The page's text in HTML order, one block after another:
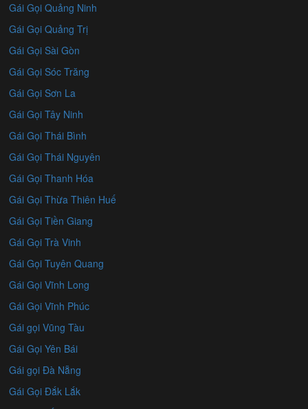
Gái Gọi Quảng Ninh
Gái Gọi Quảng Trị
Gái Gọi Sài Gòn
Gái Gọi Sóc Trăng
Gái Gọi Sơn La
Gái Gọi Tây Ninh
Gái Gọi Thái Bình
Gái Gọi Thái Nguyên
Gái Gọi Thanh Hóa
Gái Gọi Thừa Thiên Huế
Gái Gọi Tiền Giang
Gái Gọi Trà Vinh
Gái Gọi Tuyên Quang
Gái Gọi Vĩnh Long
Gái Gọi Vĩnh Phúc
Gái gọi Vũng Tàu
Gái Gọi Yên Bái
Gái gọi Đà Nẵng
Gái Gọi Đắk Lắk